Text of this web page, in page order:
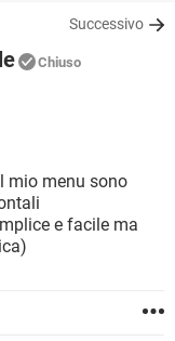
10
10
10
Successivo
Chiuso
mio menu sono
e facile ma